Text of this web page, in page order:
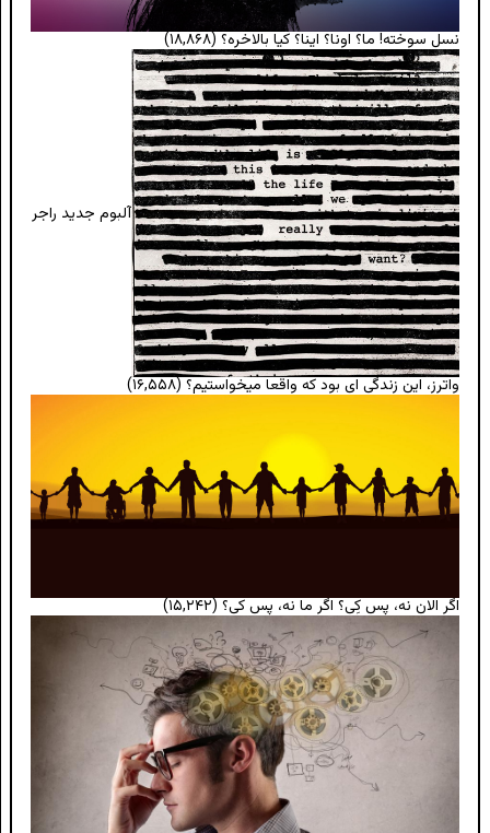
نسل سوخته! ما؟ اونا؟ اینا؟ کیا بالاخره؟ (۱۸,۸۶۸)
آلبوم جدید راجر
واترز، این زندگی ای بود که واقعا میخواستیم؟ (۱۶,۵۵۸)
اگر الان نه، پس کِی؟ اگر ما نه، پس کی؟ (۱۵,۲۴۲)